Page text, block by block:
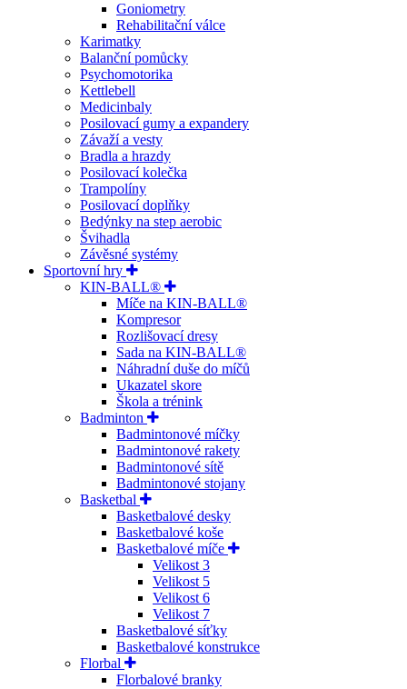
Goniometry
Rehabilitační válce
Karimatky
Balanční pomůcky
Psychomotorika
Kettlebell
Medicinbaly
Posilovací gumy a expandery
Závaží a vesty
Bradla a hrazdy
Posilovací kolečka
Trampolíny
Posilovací doplňky
Bedýnky na step aerobic
Švihadla
Závěsné systémy
Sportovní hry
KIN-BALL®
Míče na KIN-BALL®
Kompresor
Rozlišovací dresy
Sada na KIN-BALL®
Náhradní duše do míčů
Ukazatel skore
Škola a trénink
Badminton
Badmintonové míčky
Badmintonové rakety
Badmintonové sítě
Badmintonové stojany
Basketbal
Basketbalové desky
Basketbalové koše
Basketbalové míče
Velikost 3
Velikost 5
Velikost 6
Velikost 7
Basketbalové síťky
Basketbalové konstrukce
Florbal
Florbalové branky